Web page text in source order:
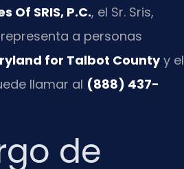
Of SRIS, P.C., el Sr. Sris,
a personas
for Talbot Countyy el
llamar al (888) 437-
de